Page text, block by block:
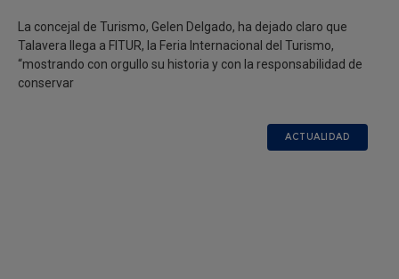
La concejal de Turismo, Gelen Delgado, ha dejado claro que
Talavera llega a FITUR, la Feria Internacional del Turismo,
“mostrando con orgullo su historia y con la responsabilidad de
conservar
ACTUALIDAD